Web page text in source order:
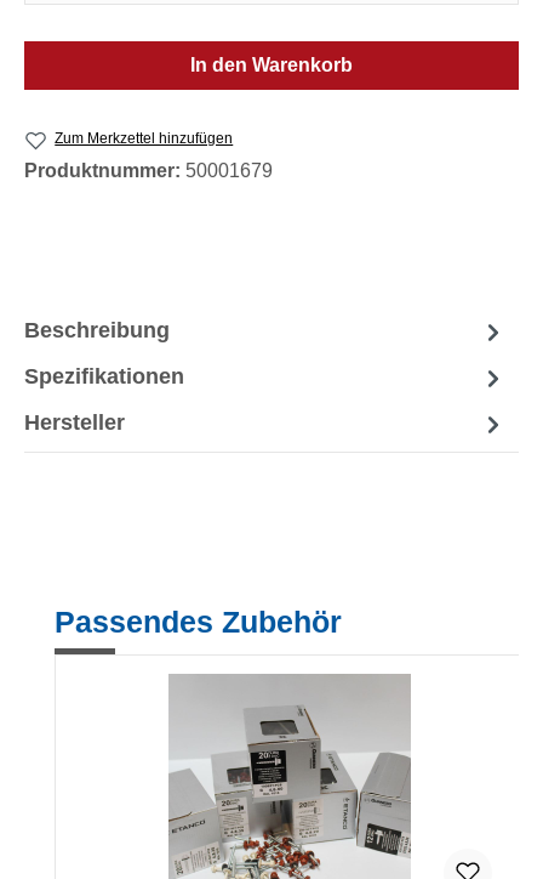
In den Warenkorb
Zum Merkzettel hinzufügen
Produktnummer: 50001679
Beschreibung
Spezifikationen
Hersteller
Produktgalerie überspringen
Passendes Zubehör